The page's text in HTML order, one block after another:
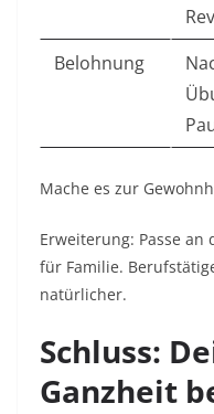
Belohnung
Mache es zur
Erweiterung: Passe
für Familie.
natürlicher.​
Schluss:
Ganzheit